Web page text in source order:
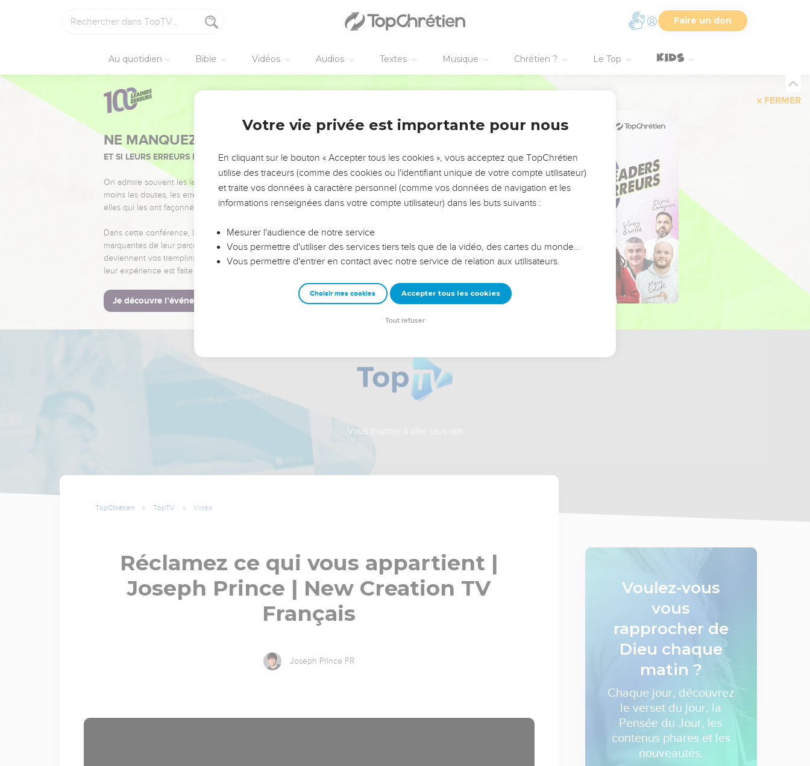
Faire un don
Au quotidien Bible Vidéos Audios Textes Musique Chrétien ? Le Top
FERMER
NE MANQUEZ PAS L’ÉVÉNEMENT DE L’ANNÉE !
ET SI LEURS ERREURS POUVAIENT VOUS ÉVITER LES VOTRES ?
On admire souvent les leaders pour leurs réussites, leur impact, leur foi ou leur vision. Mais on voit
moins les doutes, les erreurs et les saisons difficiles qu'ils ont traversés, alors même que ce sont
elles qui les ont façonnés.
Dans cette conférence, leaders, entrepreneurs, et responsables reviennent sur les erreurs
marquantes de leur parcours et les clés pour avancer avec plus de sagesse afin que leurs erreurs
deviennent vos tremplins. Que vous guidiez un ministère, une équipe, un groupe ou une famille,
leur expérience est faite pour vous.
Je découvre l’événement
Vous inspirer à aller plus loin
TopChrétien TopTV Vidéo
Réclamez ce qui vous appartient |
Joseph Prince | New Creation TV
Français
Joseph Prince FR
Voulez-vous
vous
rapprocher de
Dieu chaque
matin ?
Chaque jour, découvrez
le verset du jour, la
Pensée du Jour, les
contenus phares et les
nouveautés.
Votre vie privée est importante pour nous
En cliquant sur le bouton « Accepter tous les cookies », vous acceptez que TopChrétien
utilise des traceurs (comme des cookies ou l'identifiant unique de votre compte utilisateur)
et traite vos données à caractère personnel (comme vos données de navigation et les
informations renseignées dans votre compte utilisateur) dans les buts suivants :
Mesurer l'audience de notre service
Vous permettre d'utiliser des services tiers tels que de la vidéo, des cartes du monde…
Vous permettre d'entrer en contact avec notre service de relation aux utilisateurs.
Choisir mes cookies Accepter tous les cookies
Tout refuser